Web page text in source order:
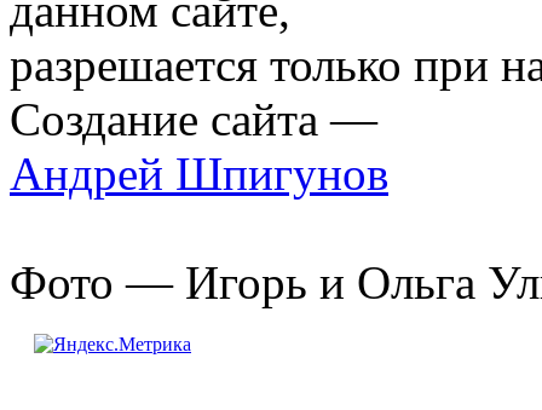
данном сайте,
разрешается только при
Создание сайта —
Андрей Шпигунов
Фото — Игорь и Ольга